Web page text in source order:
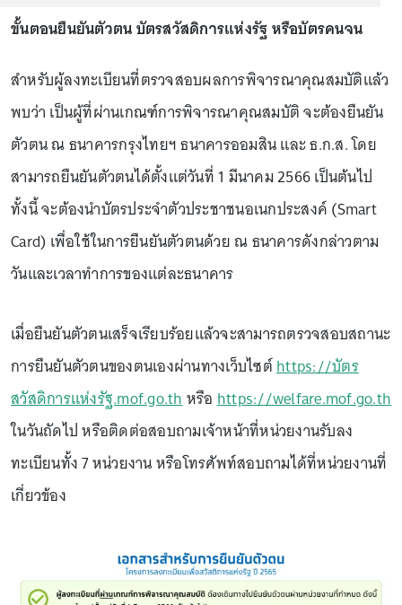
ขั้นตอนยืนยันตัวตน บัตรสวัสดิการแห่งรัฐ หรือบัตรคนจน
สำหรับผู้ลงทะเบียนที่ตรวจสอบผลการพิจารณาคุณสมบัติแล้ว
พบว่า เป็นผู้ที่ผ่านเกณฑ์การพิจารณาคุณสมบัติ จะต้องยืนยัน
ตัวตน ณ ธนาคารกรุงไทยฯ ธนาคารออมสิน และ ธ.ก.ส. โดย
สามารถยืนยันตัวตนได้ตั้งแต่วันที่ 1 มีนาคม 2566 เป็นต้นไป
ทั้งนี้ จะต้องนำบัตรประจำตัวประชาชนอเนกประสงค์ (Smart
Card) เพื่อใช้ในการยืนยันตัวตนด้วย ณ ธนาคารดังกล่าวตาม
วันและเวลาทำการของแต่ละธนาคาร
เมื่อยืนยันตัวตนเสร็จเรียบร้อยแล้วจะสามารถตรวจสอบสถานะ
การยืนยันตัวตนของตนเองผ่านทางเว็บไซต์https://บัตร
สวัสดิการแห่งรัฐ.mof.go.thหรือhttps://welfare.mof.go.th
ในวันถัดไป หรือติดต่อสอบถามเจ้าหน้าที่หน่วยงานรับลง
ทะเบียนทั้ง 7 หน่วยงาน หรือโทรศัพท์สอบถามได้ที่หน่วยงานที่
เกี่ยวข้อง